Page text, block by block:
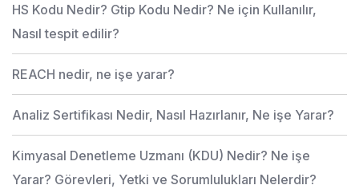
HS Kodu Nedir? Gtip Kodu Nedir? Ne için Kullanılır,
Nasıl tespit edilir?
REACH nedir, ne işe yarar?
Analiz Sertifikası Nedir, Nasıl Hazırlanır, Ne işe Yarar?
Kimyasal Denetleme Uzmanı (KDU) Nedir? Ne işe
Yarar? Görevleri, Yetki ve Sorumlulukları Nelerdir?